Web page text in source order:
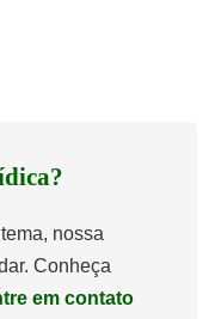
nossa
Conheça
em contato